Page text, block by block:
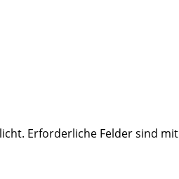
Erforderliche Felder sind mit